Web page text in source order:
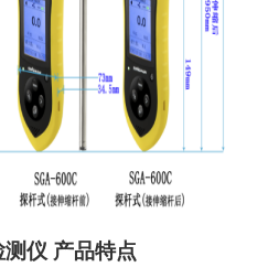
测仪 产品特点